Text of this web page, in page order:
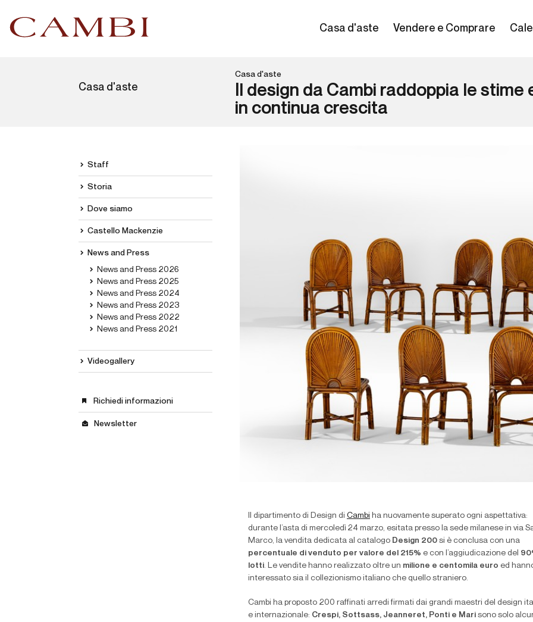
Casa d'aste Vendere e Comprare
Casa d'aste
Casa d'aste
Il design da Cambi raddoppia le
in continua crescita
Staff
Storia
Dove siamo
Castello Mackenzie
News and Press
News and Press 2026
News and Press 2025
News and Press 2024
News and Press 2023
News and Press 2022
News and Press 2021
Videogallery
Richiedi informazioni
Newsletter
Il dipartimento di Design di Cambi ha nuovamente superato ogni aspettativa:
durante l’asta di mercoledì 24 marzo, esitata presso la sede milanese in via
Marco, la vendita dedicata al catalogo Design 200 si è conclusa con una
percentuale di venduto per valore del 215% e con l’aggiudicazione del
lotti. Le vendite hanno realizzato oltre un milione e centomila euro ed
interessato sia il collezionismo italiano che quello straniero.
Cambi ha proposto 200 raffinati arredi firmati dai grandi maestri del design
e internazionale: Crespi, Sottsass, Jeanneret, Ponti e Mari sono solo